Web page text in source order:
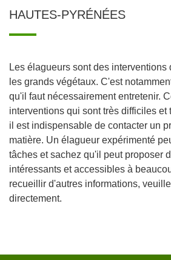
HAUTES-PYRÉNÉES
Les élagueurs sont des interventions
les grands végétaux. C'est
qu'il faut nécessairement entretenir.
interventions qui sont très difficiles et
il est indispensable de contacter un
matière. Un élagueur expérimenté
tâches et sachez qu'il peut proposer
intéressants et accessibles à
recueillir d'autres informations,
directement.